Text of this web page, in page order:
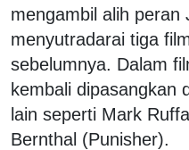
mengambil alih peran
menyutradarai tiga
sebelumnya. Dalam
kembali dipasangkan
lain seperti Mark
Bernthal (Punisher).